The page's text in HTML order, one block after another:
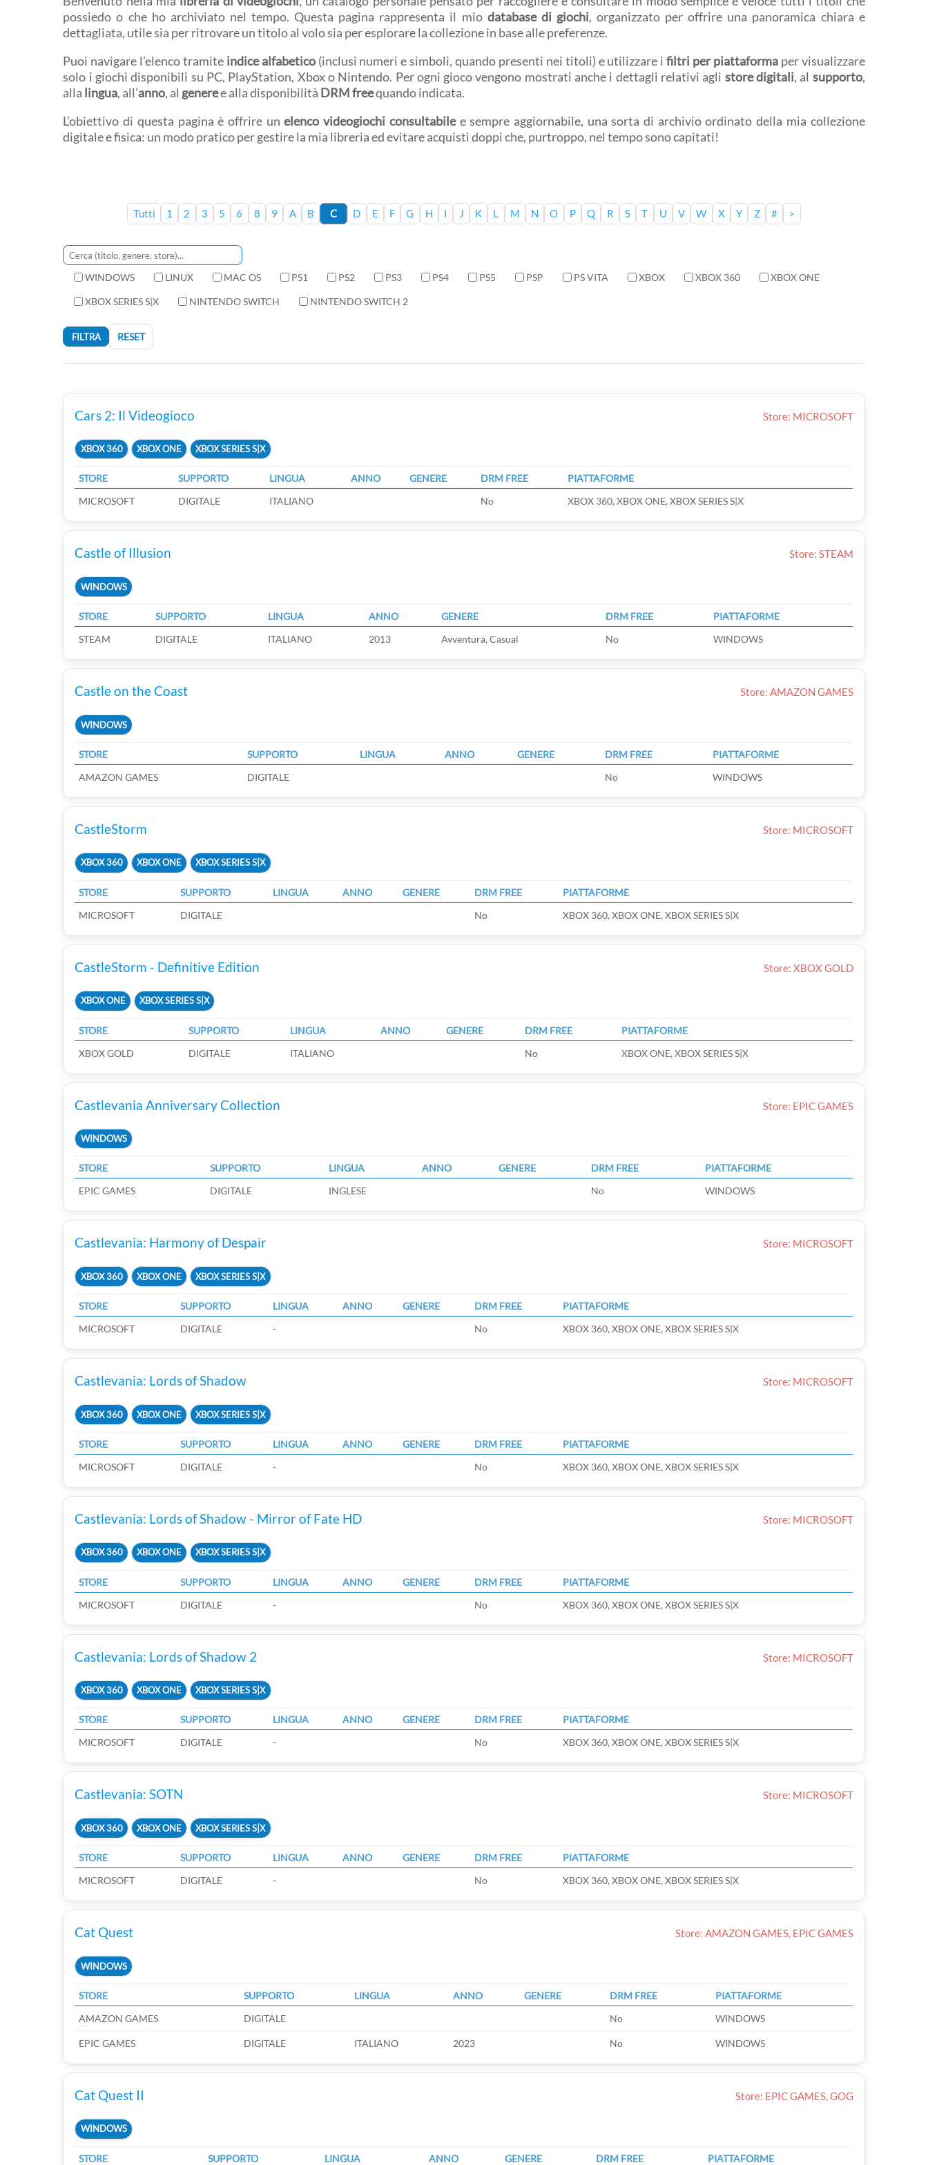
possiedo o che ho archiviato nel tempo. Questa pagina rappresenta il mio database di giochi, organizzato per offrire una panoramica chiara e
dettagliata, utile sia per ritrovare un titolo al volo sia per esplorare la collezione in base alle preferenze.
Puoi navigare l’elenco tramite indice alfabetico(inclusi numeri e simboli, quando presenti nei titoli) e utilizzare ifiltri per piattaformaper visualizzare
solo i giochi disponibili su PC, PlayStation, Xbox o Nintendo. Per ogni gioco vengono mostrati anche i dettagli relativi agli store digitali, al supporto,
alla lingua, all’anno, al generee alla disponibilità DRM freequando indicata.
L’obiettivo di questa pagina è offrire unelenco videogiochi consultabilee sempre aggiornabile, una sorta di archivio ordinato della mia collezione
digitale e fisica: un modo pratico per gestire la mia libreria ed evitare acquisti doppi che, purtroppo, nel tempo sono capitati!
Tutti 1 2 3 5 6 8 9 A B C D E F G H I J K L M N O P Q R S T U V W X Y Z # >
WINDOWS LINUX MAC OS PS1 PS2 PS3 PS4 PS5 PSP PS VITA XBOX XBOX 360 XBOX ONE
XBOX SERIES S|X NINTENDO SWITCH NINTENDO SWITCH 2
FILTRA RESET
Cars 2: Il Videogioco Store: MICROSOFT
XBOX 360 XBOX ONE XBOX SERIES S|X
STORE SUPPORTO LINGUA ANNO GENERE DRM FREE PIATTAFORME
MICROSOFT DIGITALE ITALIANO No XBOX 360, XBOX ONE, XBOX SERIES S|X
Castle of Illusion Store: STEAM
WINDOWS
STORE SUPPORTO LINGUA ANNO GENERE DRM FREE PIATTAFORME
STEAM DIGITALE ITALIANO 2013 Avventura, Casual No WINDOWS
Castle on the Coast Store: AMAZON GAMES
WINDOWS
STORE SUPPORTO LINGUA ANNO GENERE DRM FREE PIATTAFORME
AMAZON GAMES DIGITALE No WINDOWS
CastleStorm Store: MICROSOFT
XBOX 360 XBOX ONE XBOX SERIES S|X
STORE SUPPORTO LINGUA ANNO GENERE DRM FREE PIATTAFORME
MICROSOFT DIGITALE No XBOX 360, XBOX ONE, XBOX SERIES S|X
CastleStorm - Definitive Edition Store: XBOX GOLD
XBOX ONE XBOX SERIES S|X
STORE SUPPORTO LINGUA ANNO GENERE DRM FREE PIATTAFORME
XBOX GOLD DIGITALE ITALIANO No XBOX ONE, XBOX SERIES S|X
Castlevania Anniversary Collection Store: EPIC GAMES
WINDOWS
STORE SUPPORTO LINGUA ANNO GENERE DRM FREE PIATTAFORME
EPIC GAMES DIGITALE INGLESE No WINDOWS
Castlevania: Harmony of Despair Store: MICROSOFT
XBOX 360 XBOX ONE XBOX SERIES S|X
STORE SUPPORTO LINGUA ANNO GENERE DRM FREE PIATTAFORME
MICROSOFT DIGITALE - No XBOX 360, XBOX ONE, XBOX SERIES S|X
Castlevania: Lords of Shadow Store: MICROSOFT
XBOX 360 XBOX ONE XBOX SERIES S|X
STORE SUPPORTO LINGUA ANNO GENERE DRM FREE PIATTAFORME
MICROSOFT DIGITALE - No XBOX 360, XBOX ONE, XBOX SERIES S|X
Castlevania: Lords of Shadow - Mirror of Fate HD Store: MICROSOFT
XBOX 360 XBOX ONE XBOX SERIES S|X
STORE SUPPORTO LINGUA ANNO GENERE DRM FREE PIATTAFORME
MICROSOFT DIGITALE - No XBOX 360, XBOX ONE, XBOX SERIES S|X
Castlevania: Lords of Shadow 2 Store: MICROSOFT
XBOX 360 XBOX ONE XBOX SERIES S|X
STORE SUPPORTO LINGUA ANNO GENERE DRM FREE PIATTAFORME
MICROSOFT DIGITALE - No XBOX 360, XBOX ONE, XBOX SERIES S|X
Castlevania: SOTN Store: MICROSOFT
XBOX 360 XBOX ONE XBOX SERIES S|X
STORE SUPPORTO LINGUA ANNO GENERE DRM FREE PIATTAFORME
MICROSOFT DIGITALE - No XBOX 360, XBOX ONE, XBOX SERIES S|X
Cat Quest Store: AMAZON GAMES, EPIC GAMES
WINDOWS
STORE SUPPORTO LINGUA ANNO GENERE DRM FREE PIATTAFORME
AMAZON GAMES DIGITALE No WINDOWS
EPIC GAMES DIGITALE ITALIANO 2023 No WINDOWS
Cat Quest II Store: EPIC GAMES, GOG
WINDOWS
STORE SUPPORTO LINGUA ANNO GENERE DRM FREE PIATTAFORME